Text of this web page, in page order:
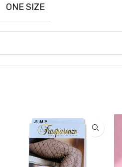
ONE SIZE